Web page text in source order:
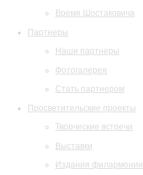
Время Шостаковича
Партнеры
Наши партнеры
Фотогалерея
Стать партнером
Просветительские проекты
Творческие встречи
Выставки
Издания филармонии